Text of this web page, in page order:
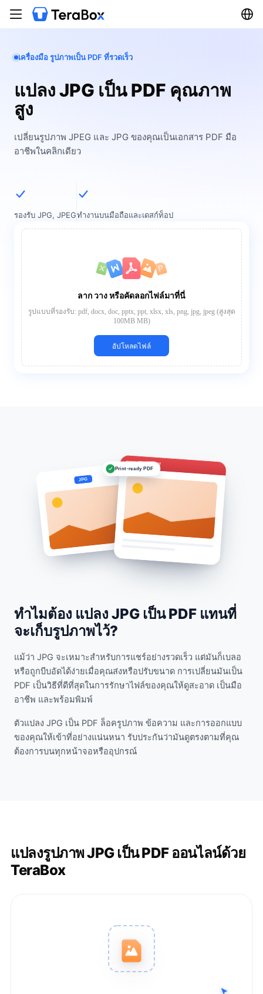
เครื่องมือ รูปภาพเป็น PDF ที่รวดเร็ว
แปลง JPG เป็น PDF คุณภาพ
สูง
เปลี่ยนรูปภาพ JPEG และ JPG ของคุณเป็นเอกสาร PDF มือ
อาชีพในคลิกเดียว
รองรับ JPG, JPEGทำงานบนมือถือและเดสก์ท็อป
ลาก วาง หรือคัดลอกไฟล์มาที่นี่
รูปแบบที่รองรับ: pdf, docx, doc, pptx, ppt, xlsx, xls, png, jpg, jpeg (สูงสุด
100MB MB)
อัปโหลดไฟล์
Print-ready PDF
JPG
Photo.pdf
ทำไมต้อง แปลง JPG เป็น PDF แทนที่
จะเก็บรูปภาพไว้?
แม้ว่า JPG จะเหมาะสำหรับการแชร์อย่างรวดเร็ว แต่มันก็เบลอ
หรือถูกบีบอัดได้ง่ายเมื่อคุณส่งหรือปรับขนาด การเปลี่ยนมันเป็น
PDF เป็นวิธีที่ดีที่สุดในการรักษาไฟล์ของคุณให้ดูสะอาด เป็นมือ
อาชีพ และพร้อมพิมพ์
ตัวแปลง JPG เป็น PDF ล็อครูปภาพ ข้อความ และการออกแบบ
ของคุณให้เข้าที่อย่างแน่นหนา รับประกันว่ามันดูตรงตามที่คุณ
ต้องการบนทุกหน้าจอหรืออุปกรณ์
แปลงรูปภาพ JPG เป็น PDF ออนไลน์ด้วย
TeraBox